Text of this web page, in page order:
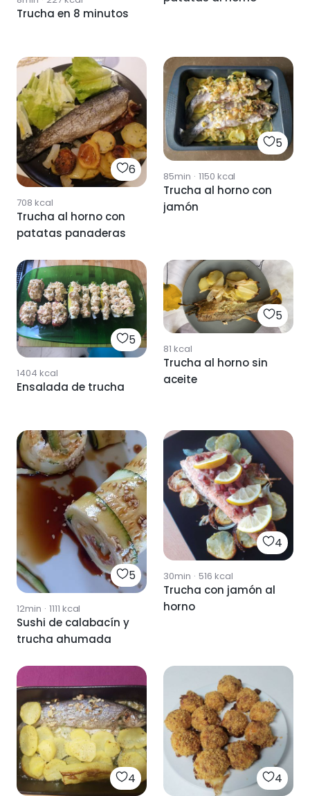
Trucha en 8 minutos
6
708 kcal
Trucha al horno con
patatas panaderas
5
85min · 1150 kcal
Trucha al horno con
jamón
5
1404 kcal
Ensalada de trucha
5
81 kcal
Trucha al horno sin
aceite
5
12min · 1111 kcal
Sushi de calabacín y
trucha ahumada
4
30min · 516 kcal
Trucha con jamón al
horno
4 4